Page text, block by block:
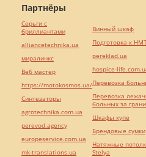
Партнёры
Серьги с
бриллиантами
alliancetechnika.ua
миралинкс
Веб мастер
https://motokosmos.ua/
Синтезаторы
agrotechnika.com.ua
perevod.agency
europeservice.com.ua
mk-translations.ua
Винный шкаф
Подготовка к
pereklad.ua
hospice-
Перевозка
Перевозка
больных за
Шкафы купе
Брендовые сумки
Натяжные
Stelya